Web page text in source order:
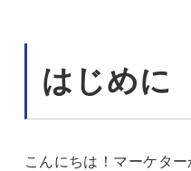
はじめに
こんにちは！マーケタ